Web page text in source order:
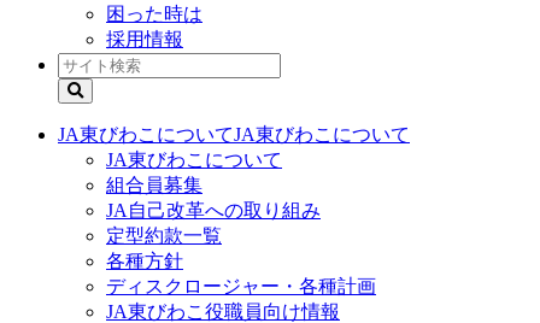
困った時は
採用情報
JA東びわこについてJA東びわこについて
JA東びわこについて
組合員募集
JA自己改革への取り組み
定型約款一覧
各種方針
ディスクロージャー・各種計画
JA東びわこ役職員向け情報